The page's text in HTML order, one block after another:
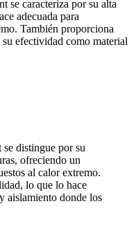
se caracteriza por su alta
adecuada para
También proporciona
efectividad como material
distingue por su
ofreciendo un
al calor extremo.
lo que lo hace
aislamiento donde los